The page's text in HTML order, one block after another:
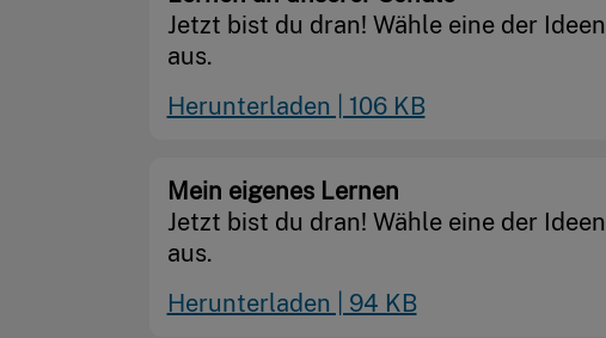
Jetzt bist du dran! Wähle eine der Ideen
aus.
Herunterladen | 106 KB
Mein eigenes Lernen
Jetzt bist du dran! Wähle eine der Ideen
aus.
Herunterladen | 94 KB